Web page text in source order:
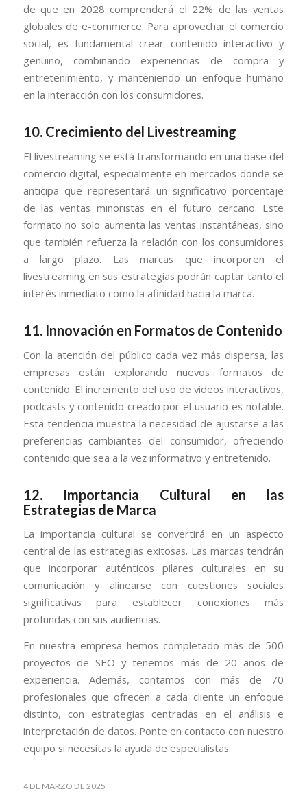
de que en 2028 comprenderá el 22% de las ventas
globales de e-commerce. Para aprovechar el comercio
social, es fundamental crear contenido interactivo y
genuino, combinando experiencias de compra y
entretenimiento, y manteniendo un enfoque humano
en la interacción con los consumidores.
10. Crecimiento del Livestreaming
El livestreaming se está transformando en una base del
comercio digital, especialmente en mercados donde se
anticipa que representará un significativo porcentaje
de las ventas minoristas en el futuro cercano. Este
formato no solo aumenta las ventas instantáneas, sino
que también refuerza la relación con los consumidores
a largo plazo. Las marcas que incorporen el
livestreaming en sus estrategias podrán captar tanto el
interés inmediato como la afinidad hacia la marca.
11. Innovación en Formatos de Contenido
Con la atención del público cada vez más dispersa, las
empresas están explorando nuevos formatos de
contenido. El incremento del uso de videos interactivos,
podcasts y contenido creado por el usuario es notable.
Esta tendencia muestra la necesidad de ajustarse a las
preferencias cambiantes del consumidor, ofreciendo
contenido que sea a la vez informativo y entretenido.
12. Importancia Cultural en las
Estrategias de Marca
La importancia cultural se convertirá en un aspecto
central de las estrategias exitosas. Las marcas tendrán
que incorporar auténticos pilares culturales en su
comunicación y alinearse con cuestiones sociales
significativas para establecer conexiones más
profundas con sus audiencias.
En nuestra empresa hemos completado más de 500
proyectos de SEO y tenemos más de 20 años de
experiencia. Además, contamos con más de 70
profesionales que ofrecen a cada cliente un enfoque
distinto, con estrategias centradas en el análisis e
interpretación de datos. Ponte en contacto con nuestro
equipo si necesitas la ayuda de especialistas.
4 DE MARZO DE 2025